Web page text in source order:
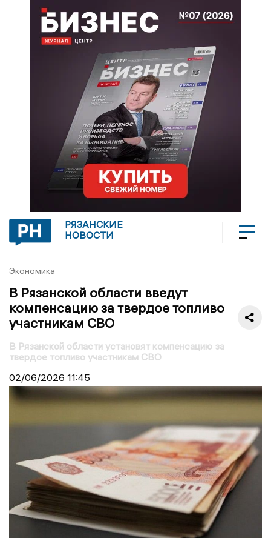
РЯЗАНСКИЕ
НОВОСТИ
Экономика
В Рязанской области введут
компенсацию за твердое топливо
участникам СВО
В Рязанской области установят компенсацию за
твердое топливо участникам СВО
02/06/2026 11:45